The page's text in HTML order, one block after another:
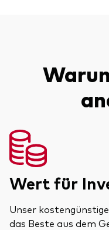
Wert für
Unser
das Beste aus dem